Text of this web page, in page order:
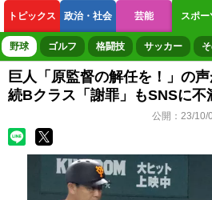
トピックス 政治・社会 芸能 スポー
ボートレース 競輪 オートレース
野球 ゴルフ 格闘技 サッカー
巨人「原監督の解任を！」の
続Bクラス「謝罪」もSNSに不
公開： 23/10/